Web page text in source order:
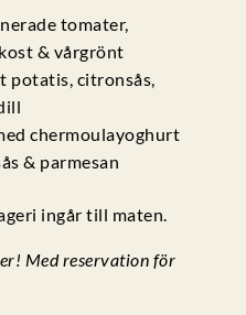
tomater,
& vårgrönt
potatis, citronsås,
chermoulayoghurt
& parmesan
ingår till maten.
Med reservation för